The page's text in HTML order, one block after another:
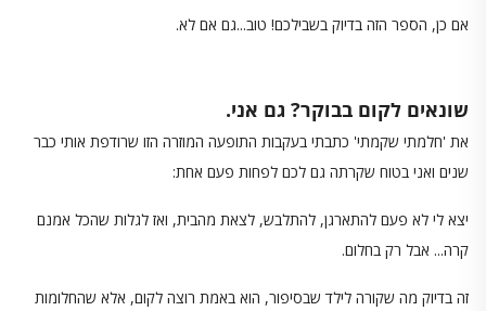
אם כן, הספר הזה בדיוק בשבילכם! טוב...גם אם לא.
שונאים לקום בבוקר? גם אני.
את 'חלמתי שקמתי' כתבתי בעקבות התופעה המוזרה הזו שרודפת אותי כבר
שנים ואני בטוח שקרתה גם לכם לפחות פעם אחת:
יצא לי לא פעם להתארגן, להתלבש, לצאת מהבית, ואז לגלות שהכל אמנם
קרה... אבל רק בחלום.
זה בדיוק מה שקורה לילד שבסיפור, הוא באמת רוצה לקום, אלא שהחלומות